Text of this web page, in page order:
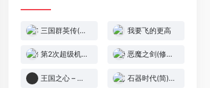
三国群英传(简)[晶科泰](CN)[SLG](8Mb) 我要飞的更高
第2次超级机器人大战(简)[晶科泰](JP)[SLG](4Mb) 恶魔之剑(修正版)(简)[Antigloss+MS](US)[ACT](2Mb)
王国之心 – 记忆之链[狼组&天幻网](大字体)(简)(JP)(256Mb) 石器时代(简)[南晶科技](CN)[RPG](16Mb)